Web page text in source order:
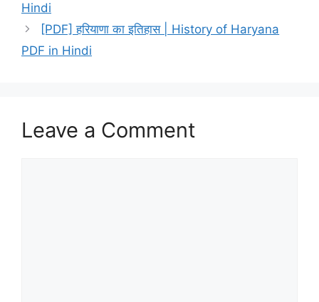
Hindi
[PDF] हरियाणा का इतिहास | History of Haryana
PDF in Hindi
Leave a Comment